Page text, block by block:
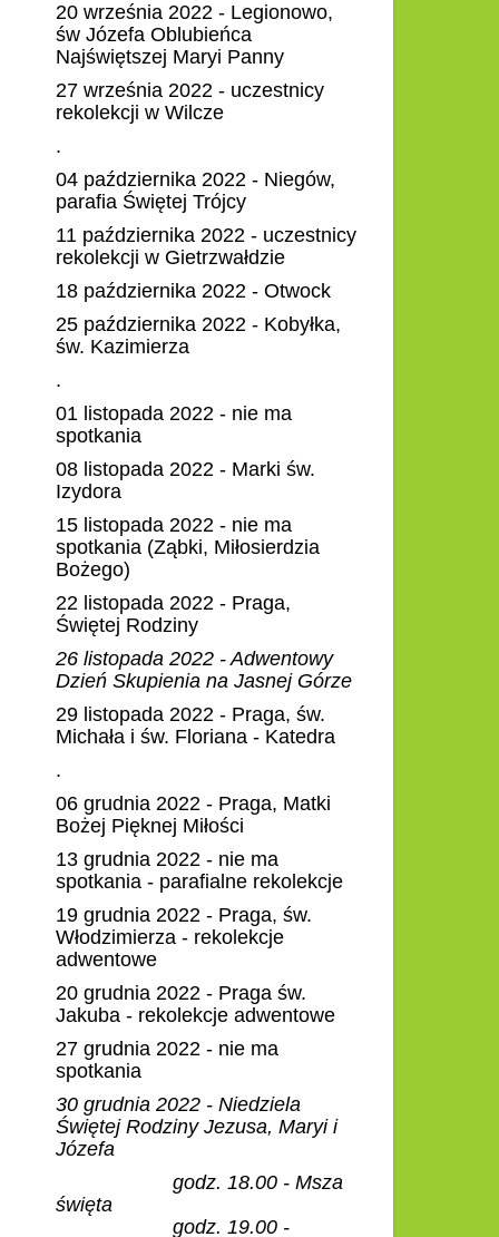
20 września 2022 - Legionowo,
św Józefa Oblubieńca
Najświętszej Maryi Panny
27 września 2022 - uczestnicy
rekolekcji w Wilcze
.
04 października 2022 - Niegów,
parafia Świętej Trójcy
11 października 2022 - uczestnicy
rekolekcji w Gietrzwałdzie
18 października 2022 - Otwock
25 października 2022 - Kobyłka,
św. Kazimierza
.
01 listopada 2022 - nie ma
spotkania
08 listopada 2022 - Marki św.
Izydora
15 listopada 2022 - nie ma
spotkania (Ząbki, Miłosierdzia
Bożego)
22 listopada 2022 - Praga,
Świętej Rodziny
26 listopada 2022 - Adwentowy
Dzień Skupienia na Jasnej Górze
29 listopada 2022 - Praga, św.
Michała i św. Floriana - Katedra
.
06 grudnia 2022 - Praga, Matki
Bożej Pięknej Miłości
13 grudnia 2022 - nie ma
spotkania - parafialne rekolekcje
19 grudnia 2022 - Praga, św.
Włodzimierza - rekolekcje
adwentowe
20 grudnia 2022 - Praga św.
Jakuba - rekolekcje adwentowe
27 grudnia 2022 - nie ma
spotkania
30 grudnia 2022 - Niedziela
Świętej Rodziny Jezusa, Maryi i
Józefa
godz. 18.00 - Msza
święta
godz. 19.00 -